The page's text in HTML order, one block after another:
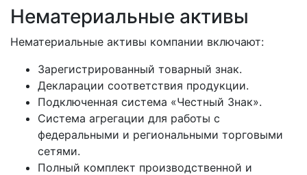
Нематериальные активы
Нематериальные активы компании включают:
Зарегистрированный товарный знак.
Декларации соответствия продукции.
Подключенная система «Честный Знак».
Система агрегации для работы с
федеральными и региональными торговыми
сетями.
Полный комплект производственной и